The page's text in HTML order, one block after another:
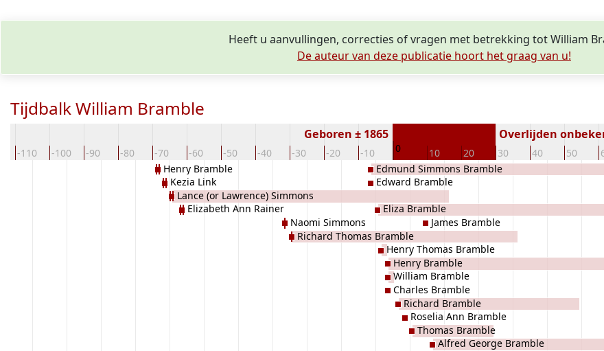
Heeft u aanvullingen, correcties of vragen met betrekking tot William
De auteur van deze publicatie hoort het graag van u!
Tijdbalk William Bramble
-110 -100 -90 -80 -70 -60 -50 -40 -30 -20 -10 0 10 20 30 40 50
Geboren ± 1865 Overlijden
Henry Bramble
Kezia Link
Lance (or Lawrence) Simmons
Elizabeth Ann Rainer
Naomi Simmons
Richard Thomas Bramble
Edmund Simmons Bramble
Edward Bramble
Eliza Bramble
Henry Thomas Bramble
Henry Bramble
William Bramble
Charles Bramble
Richard Bramble
Roselia Ann Bramble
Thomas Bramble
James Bramble
Alfred George Bramble